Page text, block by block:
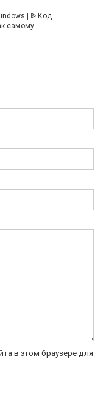
| ᐉ Код
самому
в этом браузере для